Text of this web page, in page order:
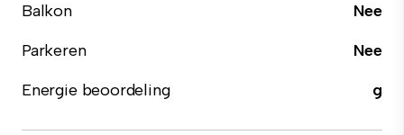
Balkon
Nee
Parkeren
Nee
Energie beoordeling
g